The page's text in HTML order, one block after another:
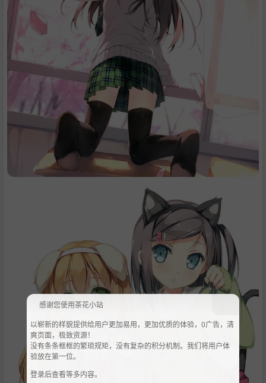
感谢您使用茶花小站
以崭新的样貌提供给用户更加易用，更加优质的体验，0广告，清
爽页面，极致资源！
没有条条框框的繁琐规矩，没有复杂的积分机制。我们将用户体
验放在第一位。
登录后查看等多内容。